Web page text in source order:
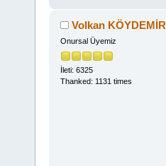
Volkan KÖYDEMİR
Onursal Üyemiz
İleti: 6325
Thanked: 1131 times